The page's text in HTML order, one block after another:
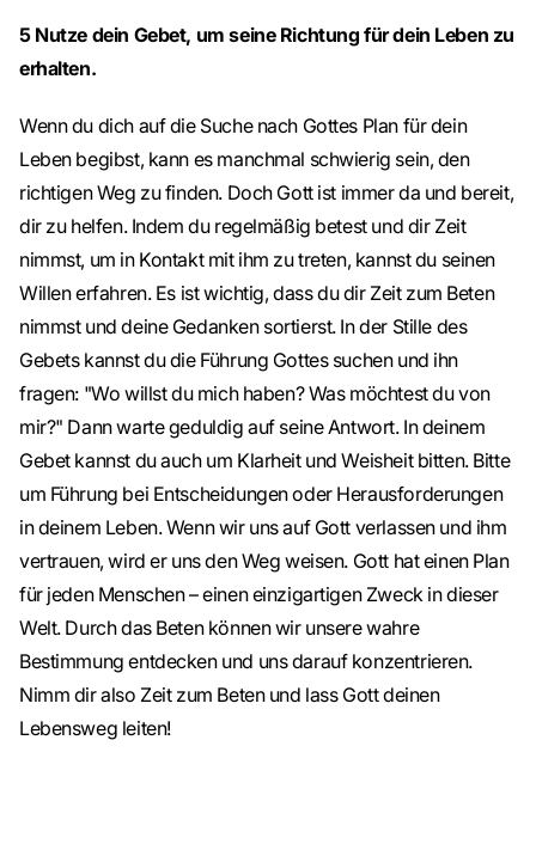
5 Nutze dein Gebet, um seine Richtung für dein Leben zu
erhalten.
Wenn du dich auf die Suche nach Gottes Plan für dein
Leben begibst, kann es manchmal schwierig sein, den
richtigen Weg zu finden. Doch Gott ist immer da und bereit,
dir zu helfen. Indem du regelmäßig betest und dir Zeit
nimmst, um in Kontakt mit ihm zu treten, kannst du seinen
Willen erfahren. Es ist wichtig, dass du dir Zeit zum Beten
nimmst und deine Gedanken sortierst. In der Stille des
Gebets kannst du die Führung Gottes suchen und ihn
fragen: "Wo willst du mich haben? Was möchtest du von
mir?" Dann warte geduldig auf seine Antwort. In deinem
Gebet kannst du auch um Klarheit und Weisheit bitten. Bitte
um Führung bei Entscheidungen oder Herausforderungen
in deinem Leben. Wenn wir uns auf Gott verlassen und ihm
vertrauen, wird er uns den Weg weisen. Gott hat einen Plan
für jeden Menschen – einen einzigartigen Zweck in dieser
Welt. Durch das Beten können wir unsere wahre
Bestimmung entdecken und uns darauf konzentrieren.
Nimm dir also Zeit zum Beten und lass Gott deinen
Lebensweg leiten!